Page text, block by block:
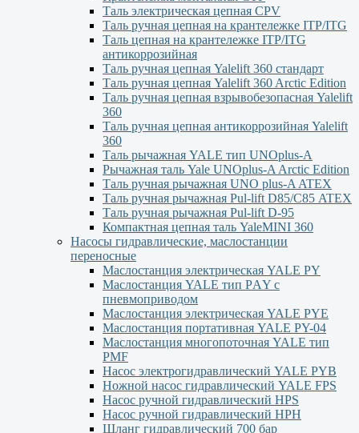
Таль электрическая цепная CPV
Таль ручная цепная на крантележке ITP/ITG
Таль цепная на крантележке ITP/ITG
антикоррозийная
Таль ручная цепная Yalelift 360 стандарт
Таль ручная цепная Yalelift 360 Arctic Edition
Таль ручная цепная взрывобезопасная Yalelift
360
Таль ручная цепная антикоррозийная Yalelift
360
Таль рычажная YALE тип UNOplus-A
Рычажная таль Yale UNOplus-A Arctic Edition
Таль ручная рычажная UNO plus-A ATEX
Таль ручная рычажная Pul-lift D85/С85 ATEX
Таль ручная рычажная Pul-lift D-95
Компактная цепная таль YaleMINI 360
Насосы гидравлические, маслостанции
переносные
Маслостанция электрическая YALE PY
Маслостанция YALE тип PАY с
пневмоприводом
Маслостанция электрическая YALE PYЕ
Маслостанция портативная YALE PY-04
Маслостанция многопоточная YALE тип
PMF
Насос электрогидравлический YALE PYB
Ножной насос гидравлический YALE FPS
Насос ручной гидравлический HPS
Насос ручной гидравлический HPН
Шланг гидравлический 700 бар